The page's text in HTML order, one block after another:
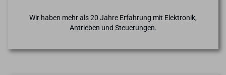
Wir haben mehr als 20 Jahre Erfahrung mit Elektronik,
Antrieben und Steuerungen.